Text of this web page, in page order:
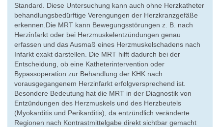
Standard. Diese Untersuchung kann auch ohne Herzkatheter
behandlungsbedürftige Verengungen der Herzkranzgefäße
erkennen.Die MRT kann Bewegungsstörungen z. B. nach
Herzinfarkt oder bei Herzmuskelentzündungen genau
erfassen und das Ausmaß eines Herzmuskelschadens nach
Infarkt exakt darstellen. Die MRT hilft dadurch bei der
Entscheidung, ob eine Katheterintervention oder
Bypassoperation zur Behandlung der KHK nach
vorausgegangenem Herzinfarkt erfolgversprechend ist.
Besondere Bedeutung hat die MRT in der Diagnostik von
Entzündungen des Herzmuskels und des Herzbeutels
(Myokarditis und Perikarditis), da entzündlich veränderte
Regionen nach Kontrastmittelgabe direkt sichtbar gemacht